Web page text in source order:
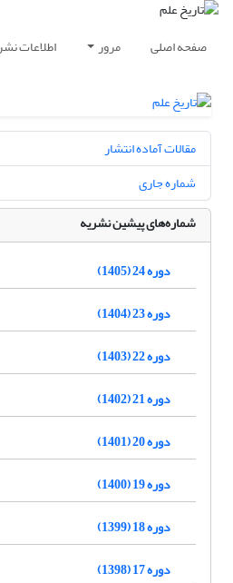
صفحه اصلی مرور اطلاعات
مقالات آماده انتشار
شماره جاری
شماره‌های پیشین نشریه
دوره 24 (1405)
دوره 23 (1404)
دوره 22 (1403)
دوره 21 (1402)
دوره 20 (1401)
دوره 19 (1400)
دوره 18 (1399)
دوره 17 (1398)